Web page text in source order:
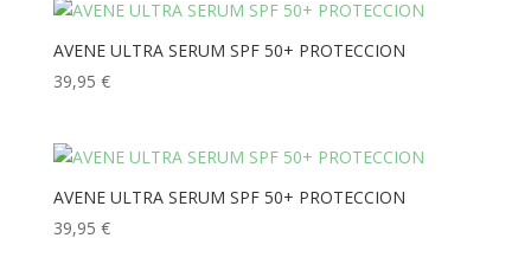
AVENE ULTRA SERUM SPF 50+ PROTECCION
39,95 €
AVENE ULTRA SERUM SPF 50+ PROTECCION
39,95 €